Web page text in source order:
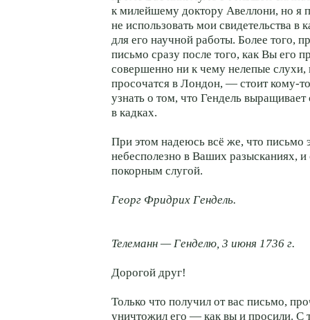
к милейшему доктору Авеллони, но я
не использовать мои свидетельства в
для его научной работы. Более того,
письмо сразу после того, как Вы его
совершенно ни к чему нелепые слухи,
просочатся в Лондон, — стоит кому-
узнать о том, что Гендель
в кадках.
При этом надеюсь всё же, что письмо
небесполезно в Ваших разысканиях,
покорным слугой.
Георг Фридрих Гендель.
Телеманн — Генделю, 3 июня 1736 г.
Дорогой друг!
Только что получил от вас письмо,
уничтожил его — как вы и просили. С